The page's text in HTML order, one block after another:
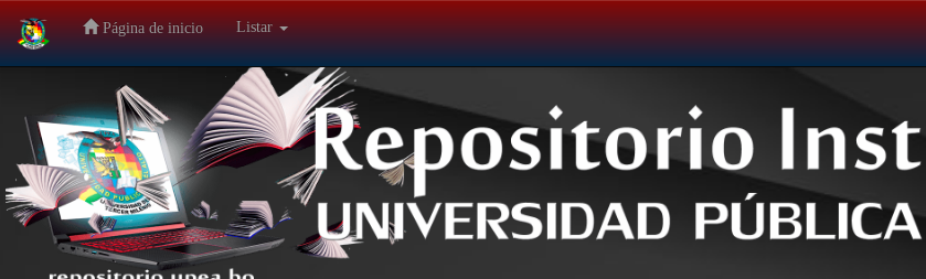
Salir
navegación
Página de inicio Listar